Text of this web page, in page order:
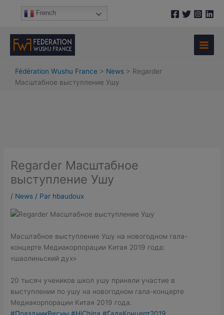
French
Fédération Wushu France > News > Regarder
Масштабное выступление Ушу
Regarder Масштабное
выступление Ушу
/ News / Par hbaudoux
Масштабное выступление Ушу на новогодном гала-
концерте Медиакорпорации Китая 2019 года:
«шаолиньский дух»
20 тысяч учеников школ ушу приняли участие в
выступлении по ушу на новогодном гала-концерте
Медиакорпорации Китая 2019 года.
#ПраздникВесны #HiChina #ГалаКонцерт2019
c